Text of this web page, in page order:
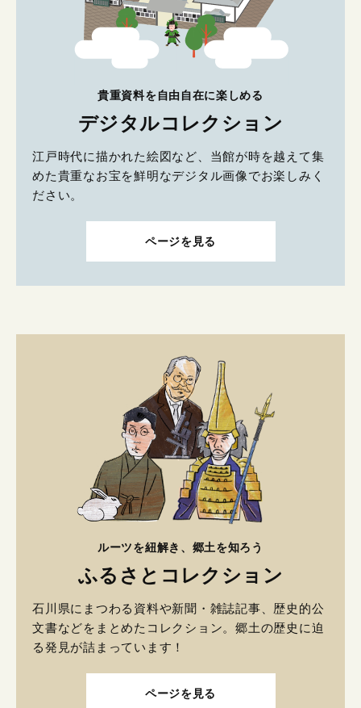
貴重資料を自由自在に楽しめる
デジタルコレクション
江戸時代に描かれた絵図など、当館が時を越えて集
めた貴重なお宝を鮮明なデジタル画像でお楽しみく
ださい。
ページを見る
ルーツを紐解き、郷土を知ろう
ふるさとコレクション
石川県にまつわる資料や新聞・雑誌記事、歴史的公
文書などをまとめたコレクション。郷土の歴史に迫
る発見が詰まっています！
ページを見る